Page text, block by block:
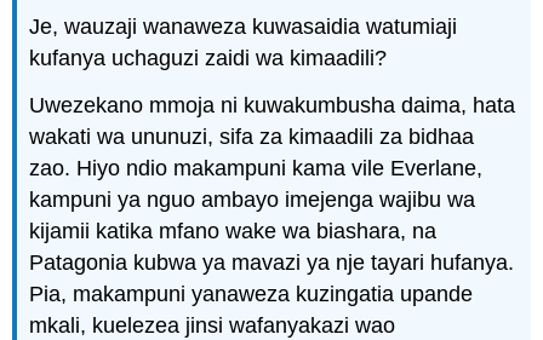
Je, wauzaji wanaweza kuwasaidia watumiaji
kufanya uchaguzi zaidi wa kimaadili?
Uwezekano mmoja ni kuwakumbusha daima, hata
wakati wa ununuzi, sifa za kimaadili za bidhaa
zao. Hiyo ndio makampuni kama vile Everlane,
kampuni ya nguo ambayo imejenga wajibu wa
kijamii katika mfano wake wa biashara, na
Patagonia kubwa ya mavazi ya nje tayari hufanya.
Pia, makampuni yanaweza kuzingatia upande
mkali, kuelezea jinsi wafanyakazi wao